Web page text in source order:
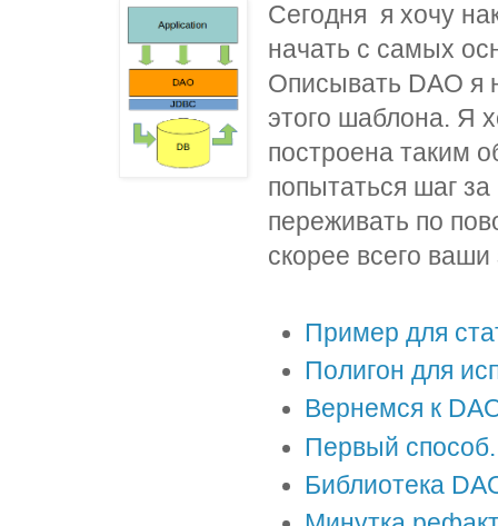
Сегодня я хочу
начать с самых
Описывать DAO я
этого шаблона. Я
построена таким
попытаться шаг
переживать по
скорее всего
Пример для
Полигон для
Вернемся к
Первый
Библиотека